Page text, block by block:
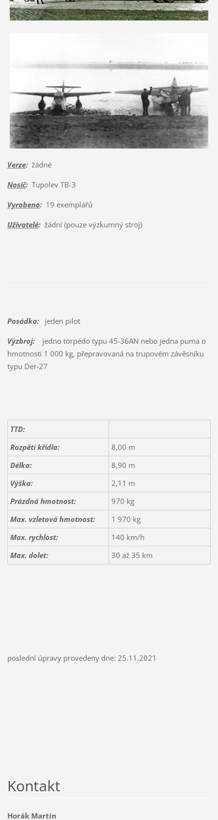
Verze:žádné
Nosič:Tupolev TB-3
Vyrobeno:19 exemplářů
Uživatelé:žádní (pouze výzkumný stroj)
Posádka:jeden pilot
Výzbroj:jedno torpédo typu 45-36AN nebo jedna puma o
hmotnosti 1 000 kg, přepravovaná na trupovém závěsníku
typu Der-27
TTD:
Rozpětí křídla:
8,00 m
Délka:
8,90 m
Výška:
2,11 m
Prázdná hmotnost:
970 kg
Max. vzletová hmotnost:
1 970 kg
Max. rychlost:
140 km/h
Max. dolet:
30 až 35 km
poslední úpravy provedeny dne: 25.11.2021
Kontakt
Horák Martin